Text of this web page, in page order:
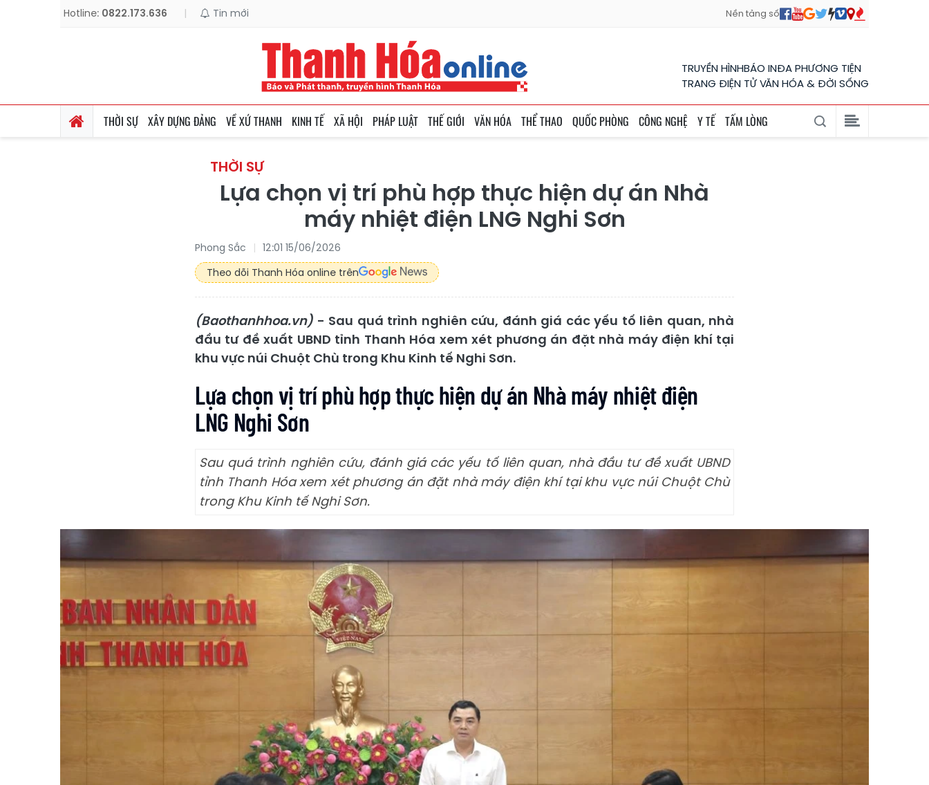
Hotline: 0822.173.636 | Tin mới Nền tảng số
TRUYỀN HÌNHBÁO INĐA PHƯƠNG TIỆN
TRANG ĐIỆN TỬ VĂN HÓA & ĐỜI SỐNG
THỜI SỰ XÂY DỰNG ĐẢNG VỀ XỨ THANH KINH TẾ XÃ HỘI PHÁP LUẬT THẾ GIỚI VĂN HÓA THỂ THAO QUỐC PHÒNG CÔNG NGHỆ Y TẾ TẤM LÒNG
THỜI SỰ
Lựa chọn vị trí phù hợp thực hiện dự án Nhà
máy nhiệt điện LNG Nghi Sơn
Phong Sắc
12:01 15/06/2026
Theo dõi Thanh Hóa online trên
(Baothanhhoa.vn) - Sau quá trình nghiên cứu, đánh giá các yếu tố liên quan, nhà
đầu tư đề xuất UBND tỉnh Thanh Hóa xem xét phương án đặt nhà máy điện khí tại
khu vực núi Chuột Chù trong Khu Kinh tế Nghi Sơn.
Lựa chọn vị trí phù hợp thực hiện dự án Nhà máy nhiệt điện
LNG Nghi Sơn
Sau quá trình nghiên cứu, đánh giá các yếu tố liên quan, nhà đầu tư đề xuất UBND
tỉnh Thanh Hóa xem xét phương án đặt nhà máy điện khí tại khu vực núi Chuột Chù
trong Khu Kinh tế Nghi Sơn.